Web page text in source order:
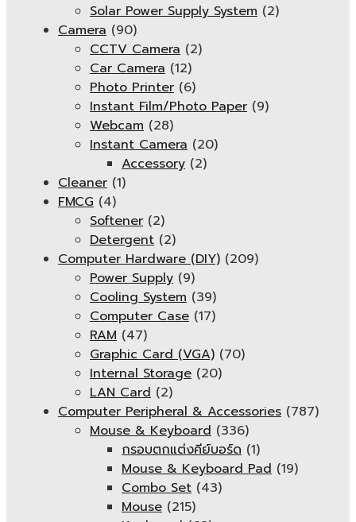
Solar Power Supply System (2)
Camera (90)
CCTV Camera (2)
Car Camera (12)
Photo Printer (6)
Instant Film/Photo Paper (9)
Webcam (28)
Instant Camera (20)
Accessory (2)
Cleaner (1)
FMCG (4)
Softener (2)
Detergent (2)
Computer Hardware (DIY) (209)
Power Supply (9)
Cooling System (39)
Computer Case (17)
RAM (47)
Graphic Card (VGA) (70)
Internal Storage (20)
LAN Card (2)
Computer Peripheral & Accessories (787)
Mouse & Keyboard (336)
กรอบตกแต่งคีย์บอร์ด (1)
Mouse & Keyboard Pad (19)
Combo Set (43)
Mouse (215)